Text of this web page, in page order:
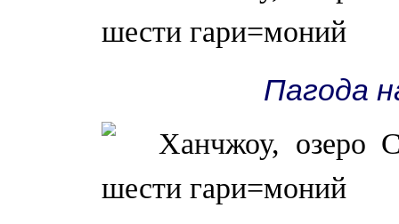
Пагода